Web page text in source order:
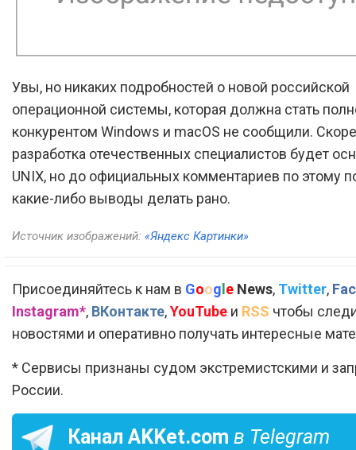
Увы, но никаких подробностей о новой российской
операционной системы, которая должна стать
конкурентом Windows и macOS не сообщили.
разработка отечественных специалистов будет
UNIX, но до официальных комментариев по этому
какие-либо выводы делать рано.
Источник изображений: «Яндекс Картинки»
Присоединяйтесь к нам в Goog e News, Twitter,
Instagram*, ВКонтакте,YouTube и RSS чтобы
новостями и оперативно получать интересные
* Сервисы признаны судом экстремистскими и
России.
Канал AKKet.com в Telegram